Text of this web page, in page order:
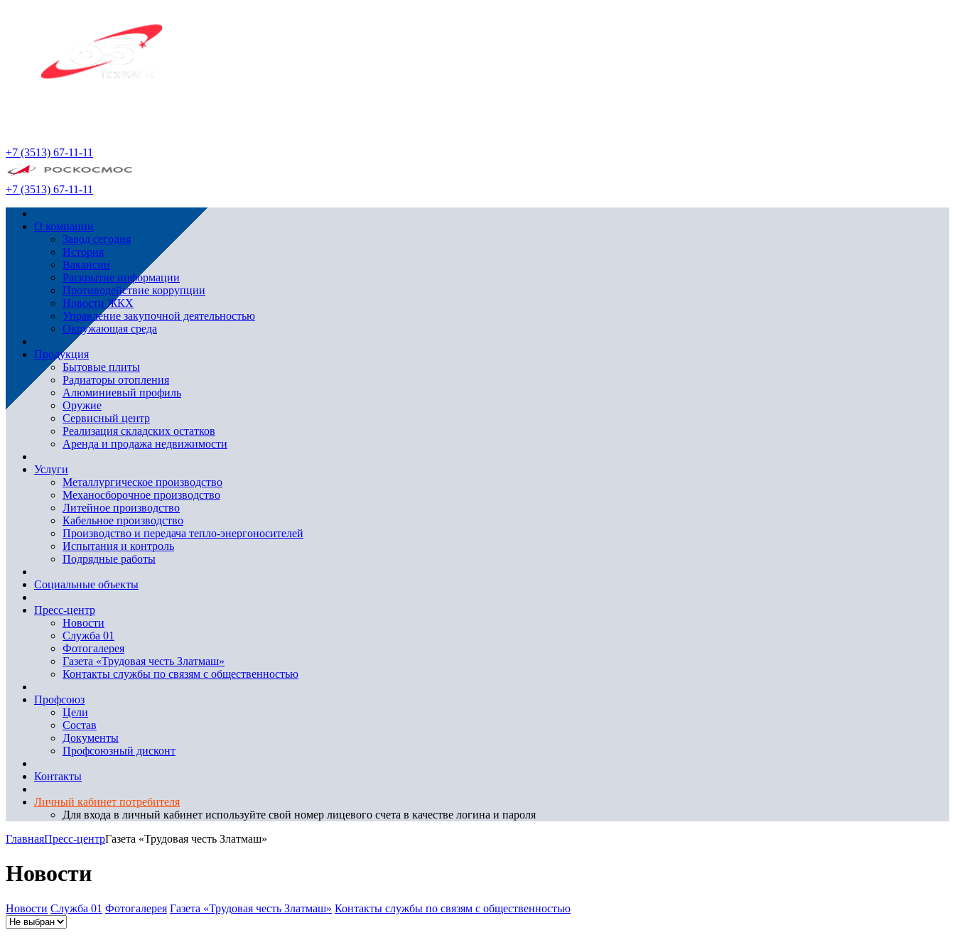
+7 (3513) 67-11-11
+7 (3513) 67-11-11
О компании
Завод сегодня
История
Вакансии
Раскрытие информации
Противодействие коррупции
Новости ЖКХ
Управление закупочной деятельностью
Окружающая среда
Продукция
Бытовые плиты
Радиаторы отопления
Алюминиевый профиль
Оружие
Сервисный центр
Реализация складских остатков
Аренда и продажа недвижимости
Услуги
Металлургическое производство
Механосборочное производство
Литейное производство
Кабельное производство
Производство и передача тепло-энергоносителей
Испытания и контроль
Подрядные работы
Социальные объекты
Пресс-центр
Новости
Служба 01
Фотогалерея
Газета «Трудовая честь Златмаш»
Контакты службы по связям с общественностью
Профсоюз
Цели
Состав
Документы
Профсоюзный дисконт
Контакты
Личный кабинет потребителя
Для входа в личный кабинет используйте свой номер лицевого счета в качестве логина и пароля
ГлавнаяПресс-центрГазета «Трудовая честь Златмаш»
Новости
Новости Служба 01 Фотогалерея Газета «Трудовая честь Златмаш» Контакты службы по связям с общественностью